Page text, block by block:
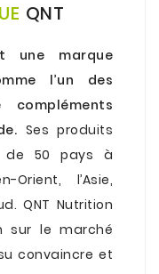
QNT
une marque
l’un des
Ses produits
de 50 pays à
Orient, l’Asie,
QNT Nutrition
sur le marché
convaincre et